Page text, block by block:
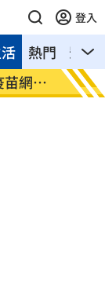
登入
熱門 影音
網朝
它躋
元